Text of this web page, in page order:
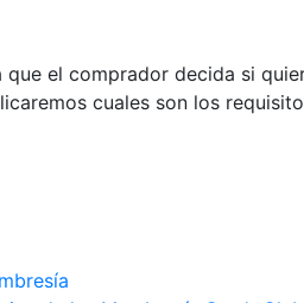
que el comprador decida si
cuales son los